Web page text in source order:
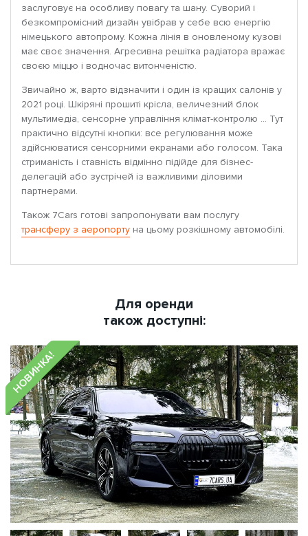
заслуговує на особливу повагу та шану. Суворий і
безкомпромісний дизайн увібрав у себе всю енергію
німецького автопрому. Кожна лінія в оновленому кузові
має своє значення. Агресивна решітка радіатора вражає
своєю міццю і водночас витонченістю.
Звичайно ж, варто відзначити і один із кращих салонів у
2021 році. Шкіряні прошиті крісла, величезний блок
мультимедіа, сенсорне управління клімат-контролю … Тут
практично відсутні кнопки: все регулювання може
здійснюватися сенсорними екранами або голосом. Така
стриманість і ставність відмінно підійде для бізнес-
делегацій або зустрічей із важливими діловими
партнерами.
Також 7Cars готові запропонувати вам послугу
трансферу з аеропорту на цьому розкішному автомобілі.
Для оренди
також доступні:
НОВИНКА!